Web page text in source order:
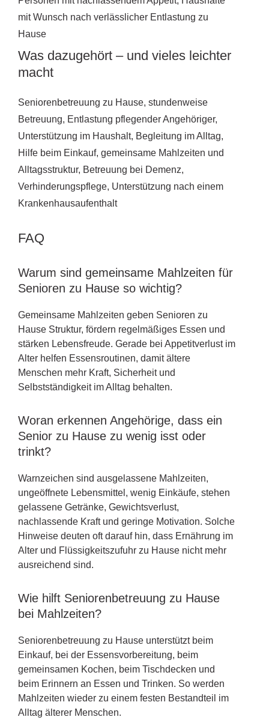
mit Wunsch nach verlässlicher Entlastung zu
Hause
Was dazugehört – und vieles leichter
macht
Seniorenbetreuung zu Hause, stundenweise
Betreuung, Entlastung pflegender Angehöriger,
Unterstützung im Haushalt, Begleitung im Alltag,
Hilfe beim Einkauf, gemeinsame Mahlzeiten und
Alltagsstruktur, Betreuung bei Demenz,
Verhinderungspflege, Unterstützung nach einem
Krankenhausaufenthalt
FAQ
Warum sind gemeinsame Mahlzeiten für
Senioren zu Hause so wichtig?
Gemeinsame Mahlzeiten geben Senioren zu
Hause Struktur, fördern regelmäßiges Essen und
stärken Lebensfreude. Gerade bei Appetitverlust im
Alter helfen Essensroutinen, damit ältere
Menschen mehr Kraft, Sicherheit und
Selbstständigkeit im Alltag behalten.
Woran erkennen Angehörige, dass ein
Senior zu Hause zu wenig isst oder
trinkt?
Warnzeichen sind ausgelassene Mahlzeiten,
ungeöffnete Lebensmittel, wenig Einkäufe, stehen
gelassene Getränke, Gewichtsverlust,
nachlassende Kraft und geringe Motivation. Solche
Hinweise deuten oft darauf hin, dass Ernährung im
Alter und Flüssigkeitszufuhr zu Hause nicht mehr
ausreichend sind.
Wie hilft Seniorenbetreuung zu Hause
bei Mahlzeiten?
Seniorenbetreuung zu Hause unterstützt beim
Einkauf, bei der Essensvorbereitung, beim
gemeinsamen Kochen, beim Tischdecken und
beim Erinnern an Essen und Trinken. So werden
Mahlzeiten wieder zu einem festen Bestandteil im
Alltag älterer Menschen.